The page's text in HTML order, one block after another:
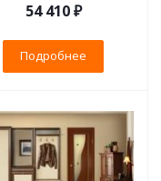
54 410 ₽
Подробнее